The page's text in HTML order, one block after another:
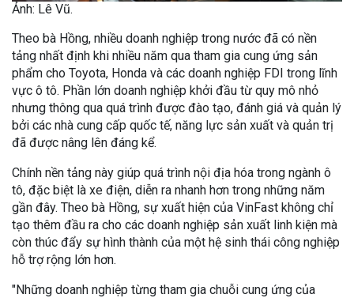
Ảnh: Lê Vũ.
Theo bà Hồng, nhiều doanh nghiệp trong nước đã có nền
tảng nhất định khi nhiều năm qua tham gia cung ứng sản
phẩm cho Toyota, Honda và các doanh nghiệp FDI trong lĩnh
vực ô tô. Phần lớn doanh nghiệp khởi đầu từ quy mô nhỏ
nhưng thông qua quá trình được đào tạo, đánh giá và quản lý
bởi các nhà cung cấp quốc tế, năng lực sản xuất và quản trị
đã được nâng lên đáng kể.
Chính nền tảng này giúp quá trình nội địa hóa trong ngành ô
tô, đặc biệt là xe điện, diễn ra nhanh hơn trong những năm
gần đây. Theo bà Hồng, sự xuất hiện của VinFast không chỉ
tạo thêm đầu ra cho các doanh nghiệp sản xuất linh kiện mà
còn thúc đẩy sự hình thành của một hệ sinh thái công nghiệp
hỗ trợ rộng lớn hơn.
"Những doanh nghiệp từng tham gia chuỗi cung ứng của